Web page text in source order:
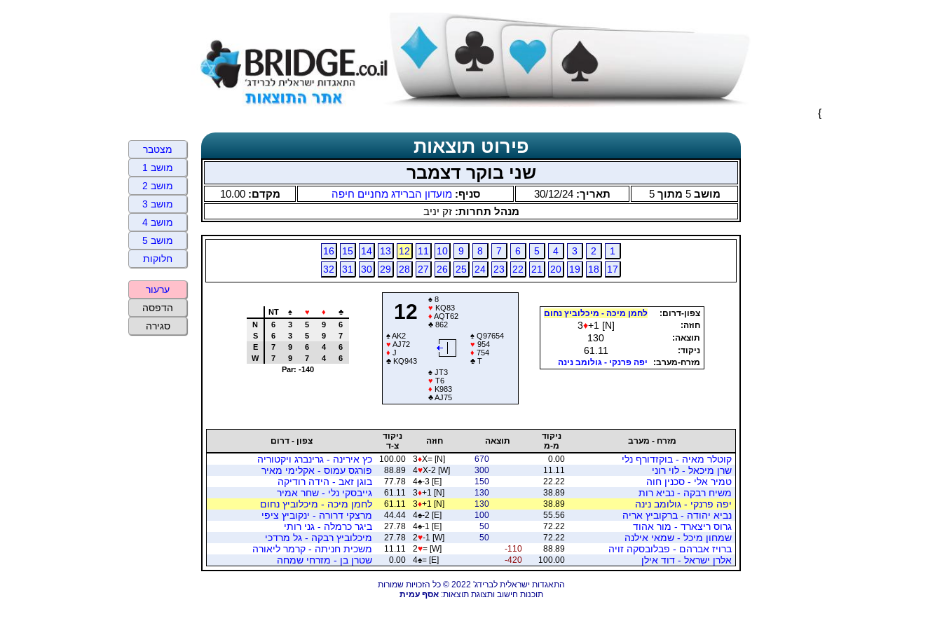
}
פירוט תוצאות
שני בוקר דצמבר
מושב5 מתוך5 תאריך: 30/12/24 סניף:מועדון הברידג מחניים חיפה מקדם:10.00
מנהל תחרות:זק יניב
1
2
3
4
5
6
7
8
9
10
11
12
13
14
15
16
17
18
19
20
21
22
23
24
25
26
27
28
29
30
31
32
צפון-דרום:
לחמן מיכה - מיכלוביץ נחום
חוזה:
3♦+1 [N]
תוצאה: 130
ניקוד: 61.11
מזרח-מערב: יפה פרנקי - גולומב נינה
12
♠ 8
♥ KQ83
♦ AQT62
♣ 862
♠AK2
♥ AJ72
♦ J
♣ KQ943
♠ Q97654
♥ 954
♦ 754
♣ T
♠ JT3
♥ T6
♦ K983
♣AJ75
NT ♠ ♥ ♦
♣
N
6 3 5 9
6
S
6 3 5 9
7
E
7 9 6 4
6
W
7 9 7 4
6
Par: -140
מזרח - מערב
ניקוד
מ-מ
תוצאה חוזה
ניקוד
צ-ד
צפון - דרום
קוטלר מאיה - בוקזדורף נלי 0.00
670
3♦X= [N]
100.00
כץ אירינה - גרינברג ויקטוריה
שרן מיכאל - לוי רוני
11.11
300
4♥X-2 [W]
88.89
פורגס עמוס - אקלימי מאיר
טמיר אלי - סכנין חוה
22.22
150
4♠-3 [E]
77.78
בוגן זאב - הידה רודיקה
משיח רבקה - נביא רות
38.89
130
3♦+1 [N]
61.11
גייבסקי נלי - שחר אמיר
יפה פרנקי - גולומב נינה
38.89
130
3♦+1 [N]
61.11
לחמן מיכה - מיכלוביץ נחום
נביא יהודה - ברקוביץ אריה
55.56
100
4♠-2 [E]
44.44
מרצקי דרורה - ינקוביץ ציפי
גרוס ריצארד - מור אהוד
72.22
50
4♠-1 [E]
27.78
ביגר כרמלה - גני רותי
שמחון מיכל - שמאי אילנה
72.22
50
2♥-1 [W]
27.78
מיכלוביץ רבקה - גל מרדכי
ברויז אברהם - פבלובסקה זויה
88.89
-110
2♥= [W]
11.11
משכית חניתה - קרמר ליאורה
אלרן ישראל - דוד אילן
100.00
-420
4♠= [E]
0.00 שטרן בן - מזרחי שמחה
התאגדות ישראלית לברידג' 2022 © כל הזכויות שמורות
תוכנות חישוב ותצוגת תוצאות:אסף עמית
מצטבר
מושב 1
מושב 2
מושב 3
מושב 4
מושב 5
חלוקות
ערעור
הדפסה
סגירה